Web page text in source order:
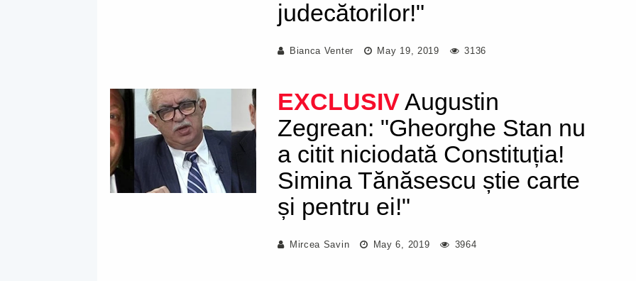
judecătorilor!"
Bianca Venter May 19, 2019 3136
EXCLUSIVAugustin
Zegrean: "Gheorghe Stan nu
a citit niciodată Constituția!
Simina Tănăsescu știe carte
și pentru ei!"
Mircea Savin May 6, 2019 3964